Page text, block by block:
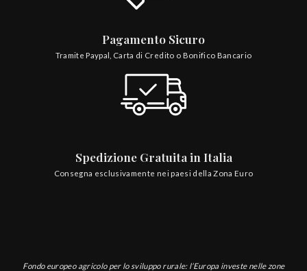
Pagamento Sicuro
Tramite Paypal, Carta di Credito o Bonifico Bancario
Spedizione Gratuita in Italia
Consegna esclusivamente nei paesi della Zona Euro
Fondo europeo agricolo per lo sviluppo rurale: l’Europa investe nelle zone